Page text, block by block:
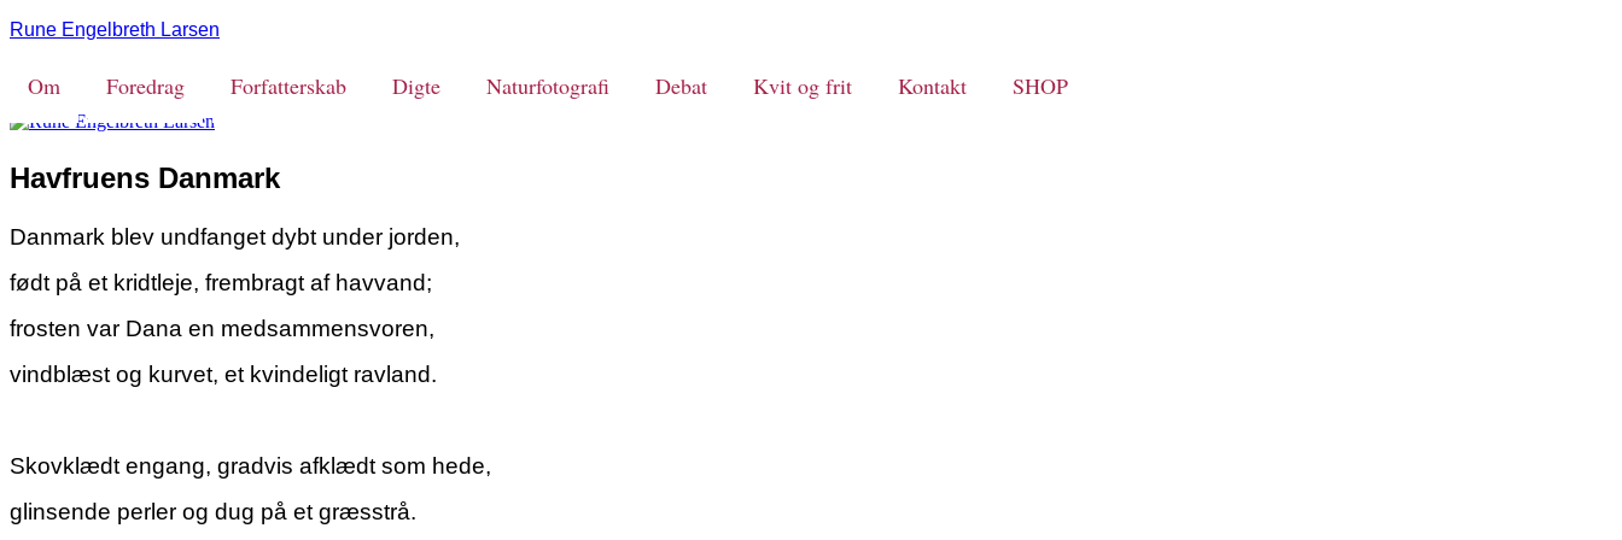
Rune Engelbreth Larsen
Om Foredrag Forfatterskab Digte Naturfotografi Debat Kvit og frit Kontakt SHOP
Havfruens Danmark
Danmark blev undfanget dybt under jorden,
født på et kridtleje, frembragt af havvand;
frosten var Dana en medsammensvoren,
vindblæst og kurvet, et kvindeligt ravland.
Skovklædt engang, gradvis afklædt som hede,
glinsende perler og dug på et græsstrå.